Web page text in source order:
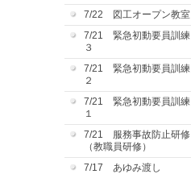
7/22 図工オープン教室
7/21 緊急初動要員訓練
３
7/21 緊急初動要員訓練
２
7/21 緊急初動要員訓練
１
7/21 服務事故防止研修
（教職員研修）
7/17 あゆみ渡し